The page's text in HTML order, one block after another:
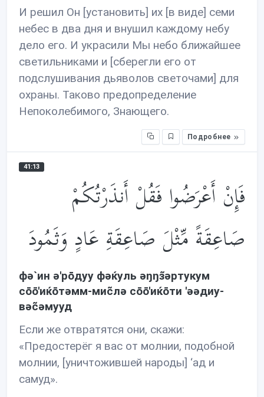
И решил Он [установить] их [в виде] семи
небес в два дня и внушил каждому небу
дело его. И украсили Мы небо ближайшее
светильниками и [сберегли его от
подслушивания дьяволов светочами] для
охраны. Таково предопределение
Непоколебимого, Знающего.
Подробнее
41:13
فَإِنْ أَعْرَضُوا فَقُلْ أَنذَرْتُكُمْ
صَاعِقَةً مِّثْلَ صَاعِقَةِ عَادٍ وَثَمُودَ
фə`ин ə'рōдуу фəќуль əŋŋз̃əртукум
сōō'иќōтəмм-миc̃лə сōō'иќōти 'əəдиу-
вəc̃əмууд
Если же отвратятся они, скажи:
«Предостерёг я вас от молнии, подобной
молнии, [уничтожившей народы] ‘ад и
самуд».